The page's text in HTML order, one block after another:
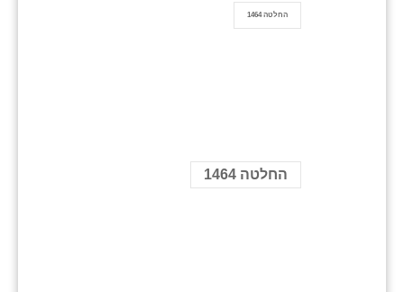
החלטה 1464
החלטה 1464